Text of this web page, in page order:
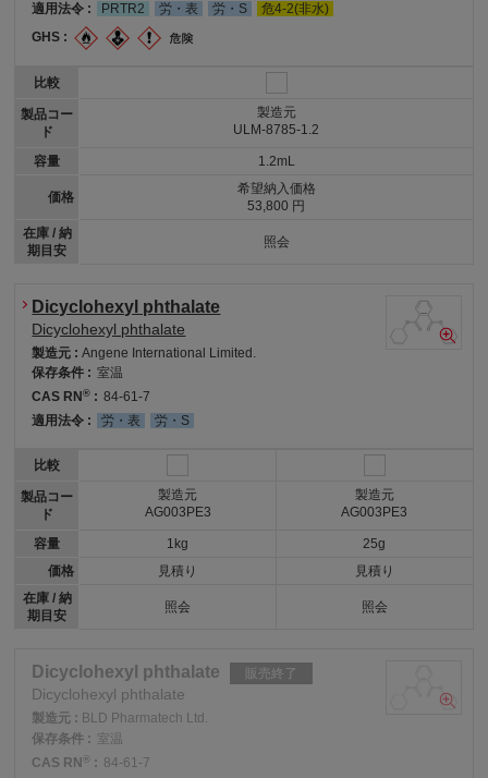
適用法令 :
PRTR2 労・表 労・S
危4-2(非水)
GHS :
比較
製品コー
ド
容量
価格
在庫 / 納
期目安
製造元
ULM-8785-1.2
1.2mL
希望納入価格
53,800 円
照会
Dicyclohexyl phthalate
Dicyclohexyl phthalate
製造元 :Angene International Limited.
保存条件 : 室温
CAS RN® : 84-61-7
適用法令 :
労・表 労・S
比較
製品コー
ド
容量
価格
在庫 / 納
期目安
製造元
AG003PE3
1kg
見積り
照会
製造元
AG003PE3
25g
見積り
照会
Dicyclohexyl phthalate 販売終了
Dicyclohexyl phthalate
製造元 : BLD Pharmatech Ltd.
保存条件 : 室温
CAS RN ® : 84-61-7